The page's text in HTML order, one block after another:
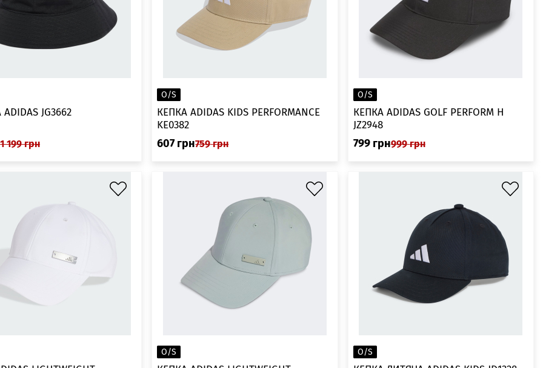
JG3662
1 199 грн
O/S
КЕПКА ADIDAS KIDS PERFORMANCE
KE0382
607 грн759 грн
O/S
КЕПКА ADIDAS GOLF PERFORM H
JZ2948
799 грн999 грн
O/S O/S